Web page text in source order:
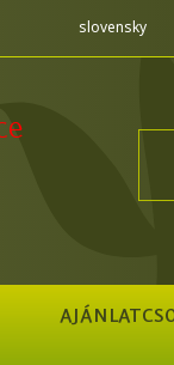
slovensky